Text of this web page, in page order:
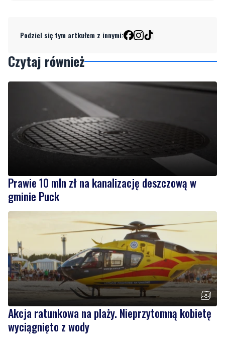
Podziel się tym artkułem z innymi:
Czytaj również
Prawie 10 mln zł na kanalizację deszczową w
gminie Puck